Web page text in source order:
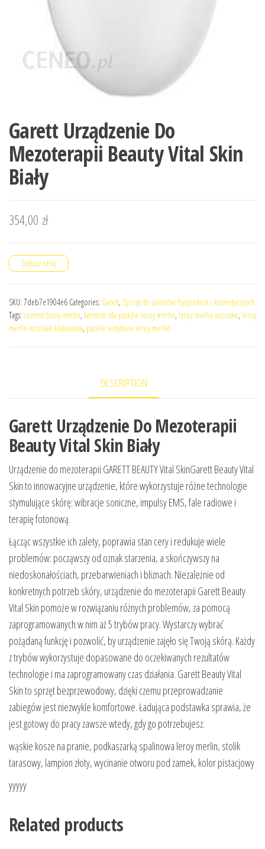
Garett Urządzenie Do
Mezoterapii Beauty Vital Skin
Biały
354,00 zł
Zobacz cenę
SKU: 7deb7e1904e6 Categories: Garett, Sprzęt do salonów fryzjerskich i kosmetycznych
Tags: cement leroy merlin, karmnik dla ptaków leroy merlin, leroy merlin wrocław, leroy
merlin wrocław krakowska, panele winylowe leroy merlin
DESCRIPTION
Garett Urządzenie Do Mezoterapii
Beauty Vital Skin Biały
Urządzenie do mezoterapii GARETT BEAUTY Vital SkinGarett Beauty Vital
Skin to innowacyjne urządzenie, które wykorzystuje różne technologie
stymulujące skórę: wibracje soniczne, impulsy EMS, fale radiowe i
terapię fotonową.
Łącząc wszystkie ich zalety, poprawia stan cery i redukuje wiele
problemów: począwszy od oznak starzenia, a skończywszy na
niedoskonałościach, przebarwieniach i bliznach. Niezależnie od
konkretnych potrzeb skóry, urządzenie do mezoterapii Garett Beauty
Vital Skin pomoże w rozwiązaniu różnych problemów, za pomocą
zaprogramowanych w nim aż 5 trybów pracy. Wystarczy wybrać
pożądaną funkcję i pozwolić, by urządzenie zajęło się Twoją skórą. Każdy
z trybów wykorzystuje dopasowane do oczekiwanych rezultatów
technologie i ma zaprogramowany czas działania. Garett Beauty Vital
Skin to sprzęt bezprzewodowy, dzięki czemu przeprowadzanie
zabiegów jest niezwykle komfortowe. Ładująca podstawka sprawia, że
jest gotowy do pracy zawsze wtedy, gdy go potrzebujesz.
wąskie kosze na pranie, podkaszarką spalinowa leroy merlin, stolik
tarasowy, lampion złoty, wycinanie otworu pod zamek, kolor pistacjowy
yyyyy
Related products